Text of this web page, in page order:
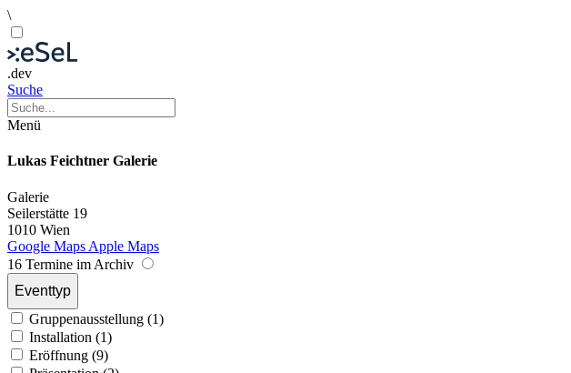
\
.dev
Suche
Menü
Lukas Feichtner Galerie
Galerie
Seilerstätte 19
1010 Wien
Google Maps Apple Maps
16 Termine im Archiv
Eventtyp
Gruppenausstellung (1)
Installation (1)
Eröffnung (9)